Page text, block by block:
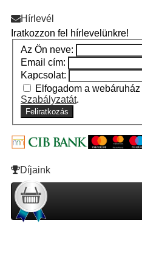
Hírlevél
Iratkozzon fel hírlevelünkre!
Az Ön neve:
Email cím:
Kapcsolat:
Elfogadom a webáruház
Szabályzatát.
Feliratkozás
Díjaink